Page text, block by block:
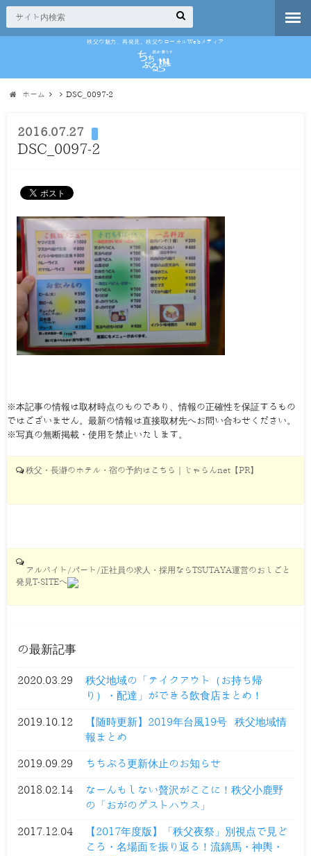
秩父の魅力、再発見。秩父のローカルWebメディア
ホーム DSC_0097-2
2016.07.27
DSC_0097-2
※本記事の情報は取材時点のものであり、情報の正確性を保証するもの
ではございません。最新の情報は直接取材先へお問い合わせください。
※写真の無断掲載・使用を禁止いたします。
秩父・長瀞のホテル・宿の予約はこちら｜じゃらんnet【PR】
アルバイト/パート/正社員の求人・採用ならTSUTAYA運営のおしごと
発見T-SITEへ
の最新記事
2020.03.29
秩父地域の「テイクアウト（お持ち帰
り）・配達」ができる飲食店まとめ！
2019.10.12
【随時更新】2019年台風19号 秩父地域情
報まとめ
2019.09.29 ちちぶる更新休止のお知らせ
2018.02.14
なーんもしない贅沢がここに！秩父小鹿野
の「おがのゲストハウス」
2017.12.04
【2017年度版】「秩父夜祭」別視点で見ど
ころ・名場面を振り返る！流鏑馬・神輿・